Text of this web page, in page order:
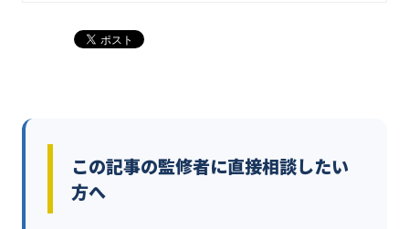
この記事の監修者に直接相談したい
方へ